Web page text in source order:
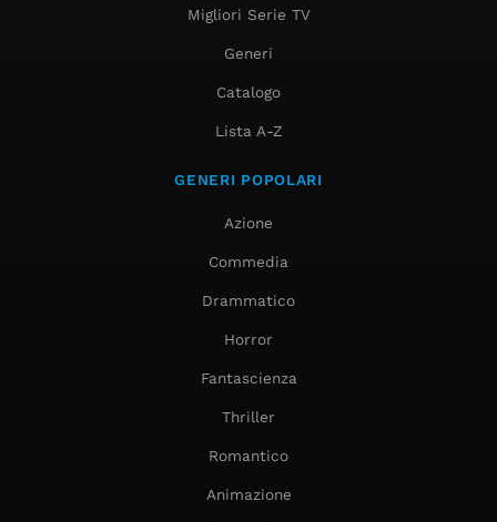
Migliori Serie TV
Generi
Catalogo
Lista A-Z
GENERI POPOLARI
Azione
Commedia
Drammatico
Horror
Fantascienza
Thriller
Romantico
Animazione